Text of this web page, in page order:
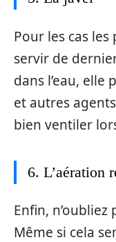
Pour les cas
servir de
dans l’eau, elle
et autres
bien ventiler
6. L’aération
Enfin, n’oubliez
Même si cela